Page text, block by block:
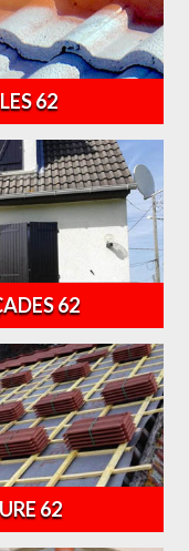
62
62
62